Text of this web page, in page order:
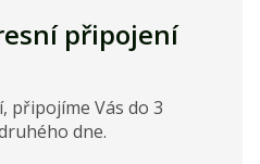
připojení
připojíme Vás do 3
dne.